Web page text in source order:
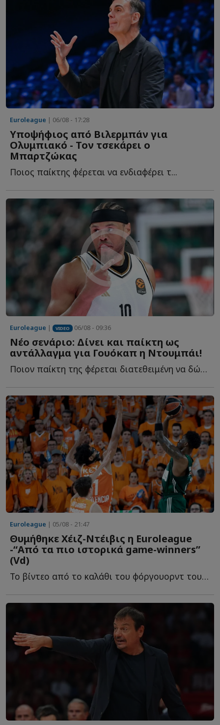
Euroleague | 06/08 - 17:28
Υποψήφιος από Βιλερμπάν για
Ολυμπιακό - Τον τσεκάρει ο
Μπαρτζώκας
Ποιος παίκτης φέρεται να ενδιαφέρει τ...
Euroleague | VIDEO 06/08 - 09:36
Νέο σενάριο: Δίνει και παίκτη ως
αντάλλαγμα για Γουόκαπ η Ντουμπάι!
Ποιον παίκτη της φέρεται διατεθειμένη να δώσει στον Ο...
Euroleague | 05/08 - 21:47
Θυμήθηκε Χέιζ-Ντέιβις η Euroleague
-“Από τα πιο ιστορικά game-winners”
(Vd)
To βίντεο από το καλάθι του φόργουορντ του Παναθηναϊκού, π...